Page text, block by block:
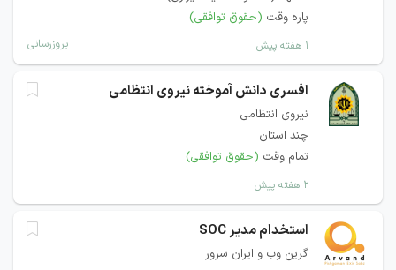
پاره وقت (حقوق توافقی)
۱ هفته پیش بروزرسانی
افسری دانش آموخته نیروی انتظامی
نیروی انتظامی
چند استان
تمام وقت (حقوق توافقی)
۲ هفته پیش
استخدام مدیر SOC
گرین وب و ایران سرور